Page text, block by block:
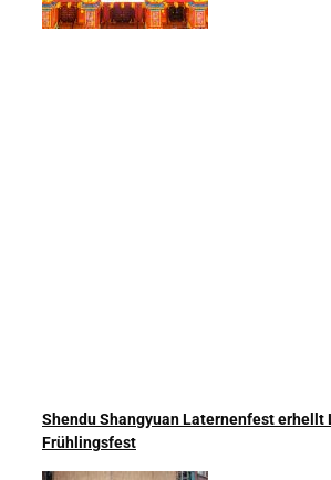
Shendu Shangyuan Laternenfest erhellt
Frühlingsfest